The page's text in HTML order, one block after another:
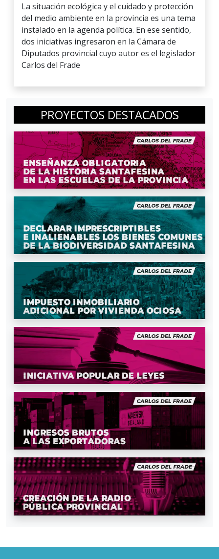
La situación ecológica y el cuidado y protección
del medio ambiente en la provincia es una tema
instalado en la agenda política. En ese sentido,
dos iniciativas ingresaron en la Cámara de
Diputados provincial cuyo autor es el legislador
Carlos del Frade
PROYECTOS DESTACADOS